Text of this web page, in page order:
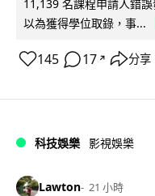
11,139 名課程申請人錯
以為獲得學位取錄，事...
145 17 ↗ 分享
科技娛樂 影視娛樂
Lawton 21 小時